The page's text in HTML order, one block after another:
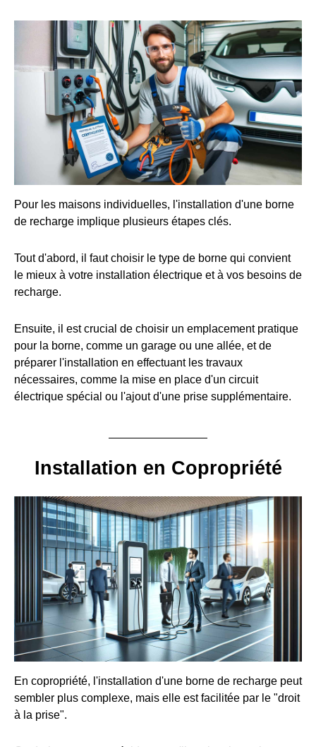
Pour les maisons individuelles, l'installation d'une borne
de recharge implique plusieurs étapes clés.
Tout d'abord, il faut choisir le type de borne qui convient
le mieux à votre installation électrique et à vos besoins de
recharge.
Ensuite, il est crucial de choisir un emplacement pratique
pour la borne, comme un garage ou une allée, et de
préparer l'installation en effectuant les travaux
nécessaires, comme la mise en place d'un circuit
électrique spécial ou l'ajout d'une prise supplémentaire.
Installation en Copropriété
En copropriété, l'installation d'une borne de recharge peut
sembler plus complexe, mais elle est facilitée par le "droit
à la prise".